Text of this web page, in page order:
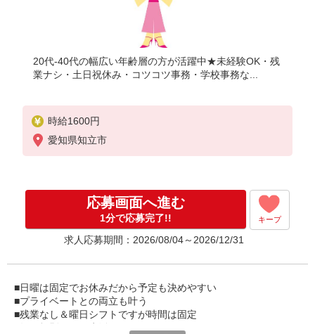
20代-40代の幅広い年齢層の方が活躍中★未経験OK・残
業ナシ・土日祝休み・コツコツ事務・学校事務な...
時給1600円
愛知県知立市
応募画面へ進む
1分で応募完了!! キープ
求人応募期間：2026/08/04～2026/12/31
■日曜は固定でお休みだから予定も決めやすい
■プライベートとの両立も叶う
■残業なし＆曜日シフトですが時間は固定